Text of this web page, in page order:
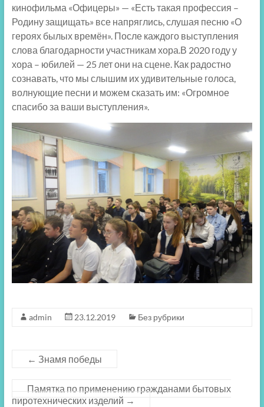
кинофильма «Офицеры» — «Есть такая профессия –
Родину защищать» все напряглись, слушая песню «О
героях былых времён». После каждого выступления
слова благодарности участникам хора.В 2020 году у
хора – юбилей — 25 лет они на сцене. Как радостно
сознавать, что мы слышим их удивительные голоса,
волнующие песни и можем сказать им: «Огромное
спасибо за ваши выступления».
admin 23.12.2019 Без рубрики
← Знамя победы
Памятка по применению гражданами бытовых
пиротехнических изделий →